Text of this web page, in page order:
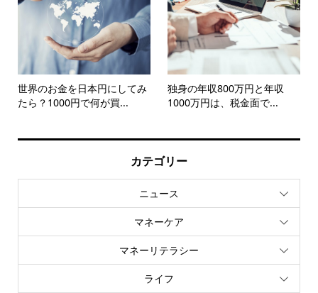
世界のお金を日本円にしてみ
たら？1000円で何が買...
独身の年収800万円と年収
1000万円は、税金面で...
カテゴリー
ニュース
マネーケア
マネーリテラシー
ライフ